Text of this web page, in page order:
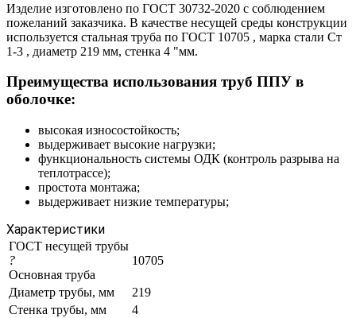
Изделие изготовлено по ГОСТ 30732-2020 с соблюдением
пожеланий заказчика. В качестве несущей среды конструкции
используется стальная труба по ГОСТ 10705 , марка стали Ст
1-3 , диаметр 219 мм, стенка 4 "мм.
Преимущества использования труб ППУ в
оболочке:
высокая износостойкость;
выдерживает высокие нагрузки;
функциональность системы ОДК (контроль разрыва на
теплотрассе);
простота монтажа;
выдерживает низкие температуры;
Характеристики
ГОСТ несущей трубы
?
Основная труба
10705
Диаметр трубы, мм
219
Стенка трубы, мм
4